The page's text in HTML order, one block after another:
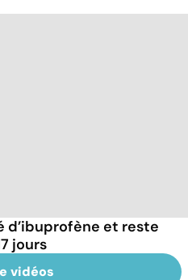
d’ibuprofène et reste
jours
vidéos